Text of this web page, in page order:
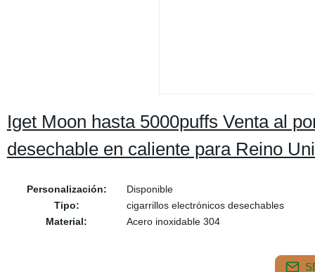
Iget Moon hasta 5000puffs Venta al
desechable en caliente para Reino
Personalización:
Disponible
Tipo:
cigarrillos electrónicos desechables
Material:
Acero inoxidable 304